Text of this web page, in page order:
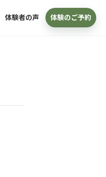
体験者の声 体験のご予約